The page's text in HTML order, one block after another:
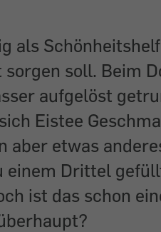
als
soll. Beim
aufgelöst
Eistee
aber etwas
einem Drittel
ist das schon